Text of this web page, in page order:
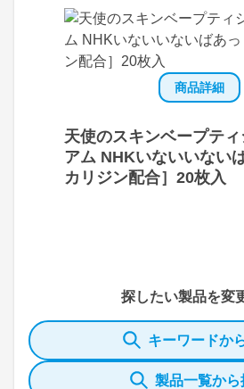
商品詳細
天使のスキンベープティ
アム NHKいないいない
カリジン配合］20枚入
探したい製品を変
キーワードか
製品一覧から